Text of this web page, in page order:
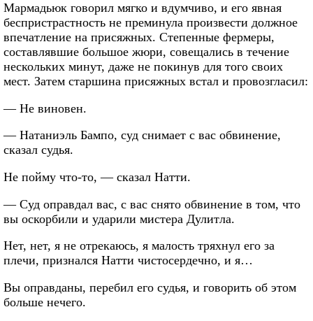
Мармадьюк говорил мягко и вдумчиво, и его явная
беспристрастность не преминула произвести должное
впечатление на присяжных. Степенные фермеры,
составлявшие большое жюри, совещались в течение
нескольких минут, даже не покинув для того своих
мест. Затем старшина присяжных встал и провозгласил:
— Не виновен.
— Натаниэль Бампо, суд снимает с вас обвинение,
сказал судья.
Не пойму что-то, — сказал Натти.
— Суд оправдал вас, с вас снято обвинение в том, что
вы оскорбили и ударили мистера Дулитла.
Нет, нет, я не отрекаюсь, я малость тряхнул его за
плечи, признался Натти чистосердечно, и я…
Вы оправданы, перебил его судья, и говорить об этом
больше нечего.